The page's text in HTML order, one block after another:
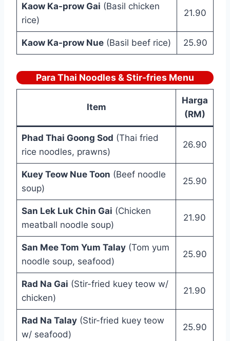
Kaow Ka-prow Gai (Basil chicken
rice)
21.90
Kaow Ka-prow Nue(Basil beef rice) 25.90
Para Thai Noodles & Stir-fries Menu
Item
Harga
(RM)
Phad Thai Goong Sod (Thai fried
rice noodles, prawns)
26.90
Kuey Teow Nue Toon (Beef noodle
soup)
25.90
San Lek Luk Chin Gai (Chicken
meatball noodle soup)
21.90
San Mee Tom Yum Talay(Tom yum
noodle soup, seafood)
25.90
Rad Na Gai (Stir-fried kuey teow w/
chicken)
21.90
Rad Na Talay(Stir-fried kuey teow
w/ seafood)
25.90